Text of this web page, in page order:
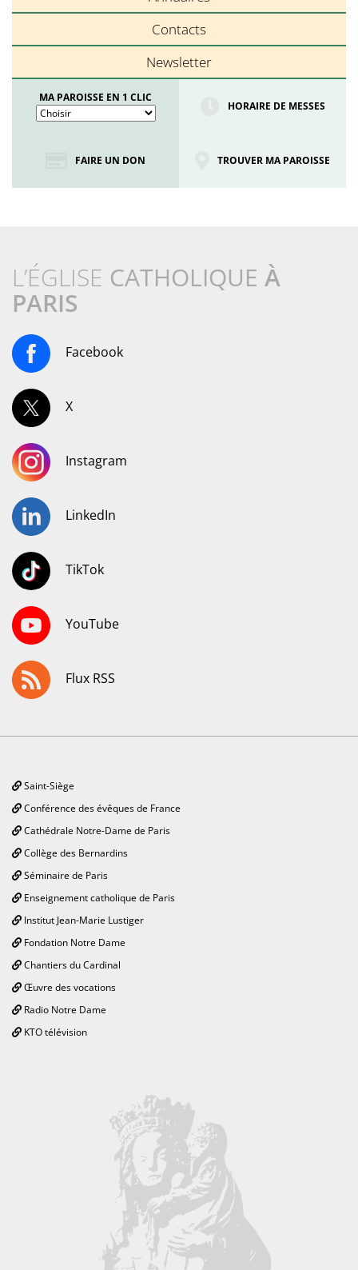
Contacts
Newsletter
MA PAROISSE EN 1 CLIC
HORAIRE DE MESSES
FAIRE UN DON TROUVER MA PAROISSE
L’ÉGLISE CATHOLIQUE À
PARIS
Facebook
X
Instagram
LinkedIn
TikTok
YouTube
Flux RSS
Saint-Siège
Conférence des évêques de France
Cathédrale Notre-Dame de Paris
Collège des Bernardins
Séminaire de Paris
Enseignement catholique de Paris
Institut Jean-Marie Lustiger
Fondation Notre Dame
Chantiers du Cardinal
Œuvre des vocations
Radio Notre Dame
KTO télévision